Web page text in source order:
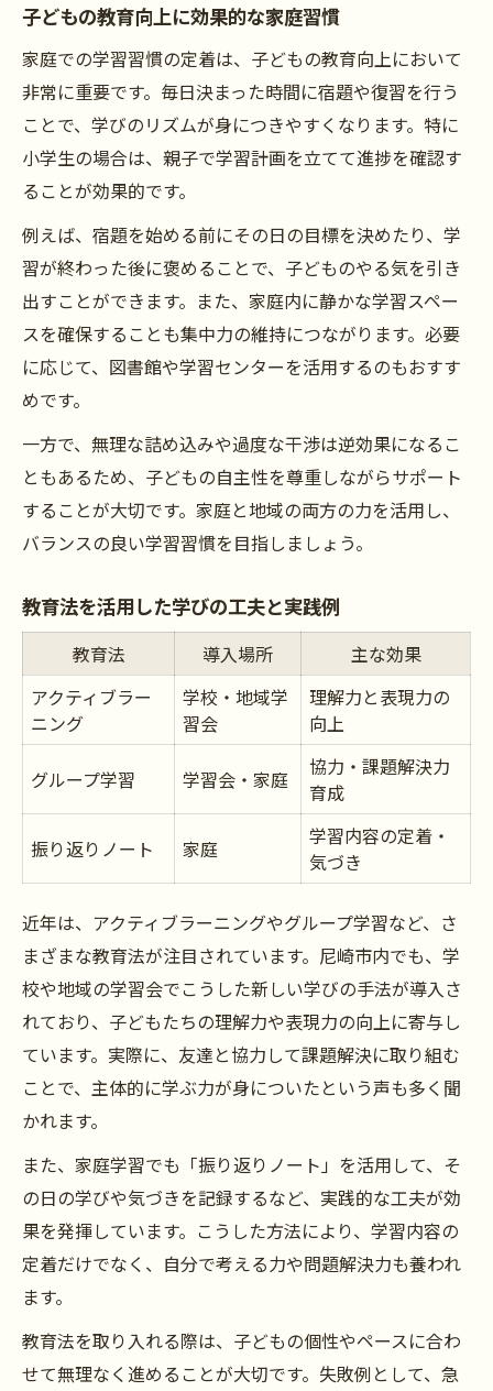
子どもの教育向上に効果的な家庭習慣
家庭での学習習慣の定着は、子どもの教育向上において
非常に重要です。毎日決まった時間に宿題や復習を行う
ことで、学びのリズムが身につきやすくなります。特に
小学生の場合は、親子で学習計画を立てて進捗を確認す
ることが効果的です。
例えば、宿題を始める前にその日の目標を決めたり、学
習が終わった後に褒めることで、子どものやる気を引き
出すことができます。また、家庭内に静かな学習スペー
スを確保することも集中力の維持につながります。必要
に応じて、図書館や学習センターを活用するのもおすす
めです。
一方で、無理な詰め込みや過度な干渉は逆効果になるこ
ともあるため、子どもの自主性を尊重しながらサポート
することが大切です。家庭と地域の両方の力を活用し、
バランスの良い学習習慣を目指しましょう。
教育法を活用した学びの工夫と実践例
教育法 導入場所
主な効果
アクティブラー
ニング
学校・地域学
習会
理解力と表現力の
向上
グループ学習 学習会・家庭
協力・課題解決力
育成
振り返りノート 家庭
学習内容の定着・
気づき
近年は、アクティブラーニングやグループ学習など、さ
まざまな教育法が注目されています。尼崎市内でも、学
校や地域の学習会でこうした新しい学びの手法が導入さ
れており、子どもたちの理解力や表現力の向上に寄与し
ています。実際に、友達と協力して課題解決に取り組む
ことで、主体的に学ぶ力が身についたという声も多く聞
かれます。
また、家庭学習でも「振り返りノート」を活用して、そ
の日の学びや気づきを記録するなど、実践的な工夫が効
果を発揮しています。こうした方法により、学習内容の
定着だけでなく、自分で考える力や問題解決力も養われ
ます。
教育法を取り入れる際は、子どもの個性やペースに合わ
せて無理なく進めることが大切です。失敗例として、急